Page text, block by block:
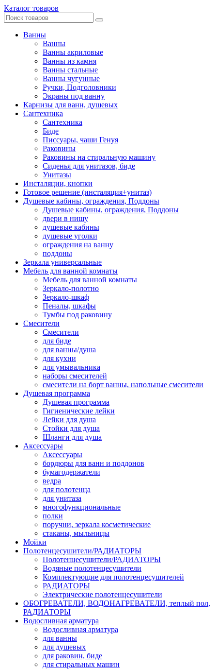
Каталог товаров
Ванны
Ванны
Ванны акриловые
Ванны из камня
Ванны стальные
Ванны чугунные
Ручки, Подголовники
Экраны под ванну
Карнизы для ванн, душевых
Сантехника
Сантехника
Биде
Писсуары, чаши Генуя
Раковины
Раковины на стиральную машину
Сиденья для унитазов, биде
Унитазы
Инсталяции, кнопки
Готовое решение (инсталяция+унитаз)
Душевые кабины, ограждения, Поддоны
Душевые кабины, ограждения, Поддоны
двери в нишу
душевые кабины
душевые уголки
ограждения на ванну
поддоны
Зеркала универсальные
Мебель для ванной комнаты
Мебель для ванной комнаты
Зеркало-полотно
Зеркало-шкаф
Пеналы, шкафы
Тумбы под раковину
Смесители
Смесители
для биде
для ванны/душа
для кухни
для умывальника
наборы смесителей
смесители на борт ванны, напольные смесители
Душевая программа
Душевая программа
Гигиенические лейки
Лейки для душа
Стойки для душа
Шланги для душа
Аксессуары
Аксессуары
бордюры для ванн и поддонов
бумагодержатели
ведра
для полотенца
для унитаза
многофункциональные
полки
поручни, зеркала косметические
стаканы, мыльницы
Мойки
Полотенцесушители/РАДИАТОРЫ
Полотенцесушители/РАДИАТОРЫ
Водяные полотенцесушители
Комплектующие для полотенцесушителей
РАДИАТОРЫ
Электрические полотенцесушители
ОБОГРЕВАТЕЛИ, ВОДОНАГРЕВАТЕЛИ, теплый пол,
РАДИАТОРЫ
Водосливная арматура
Водосливная арматура
для ванны
для душевых
для раковин, биде
для стиральных машин